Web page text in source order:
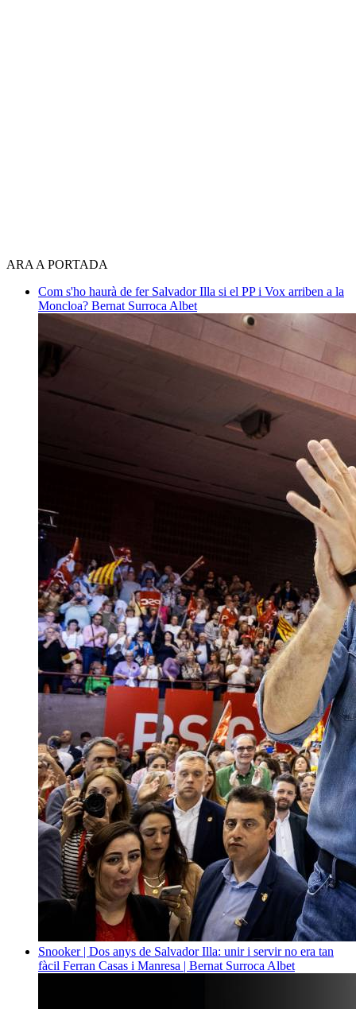
ARA A PORTADA
Com s'ho haurà de fer Salvador Illa si el PP i Vox arriben a la
Moncloa? Bernat Surroca Albet
Snooker | Dos anys de Salvador Illa: unir i servir no era tan
fàcil Ferran Casas i Manresa | Bernat Surroca Albet